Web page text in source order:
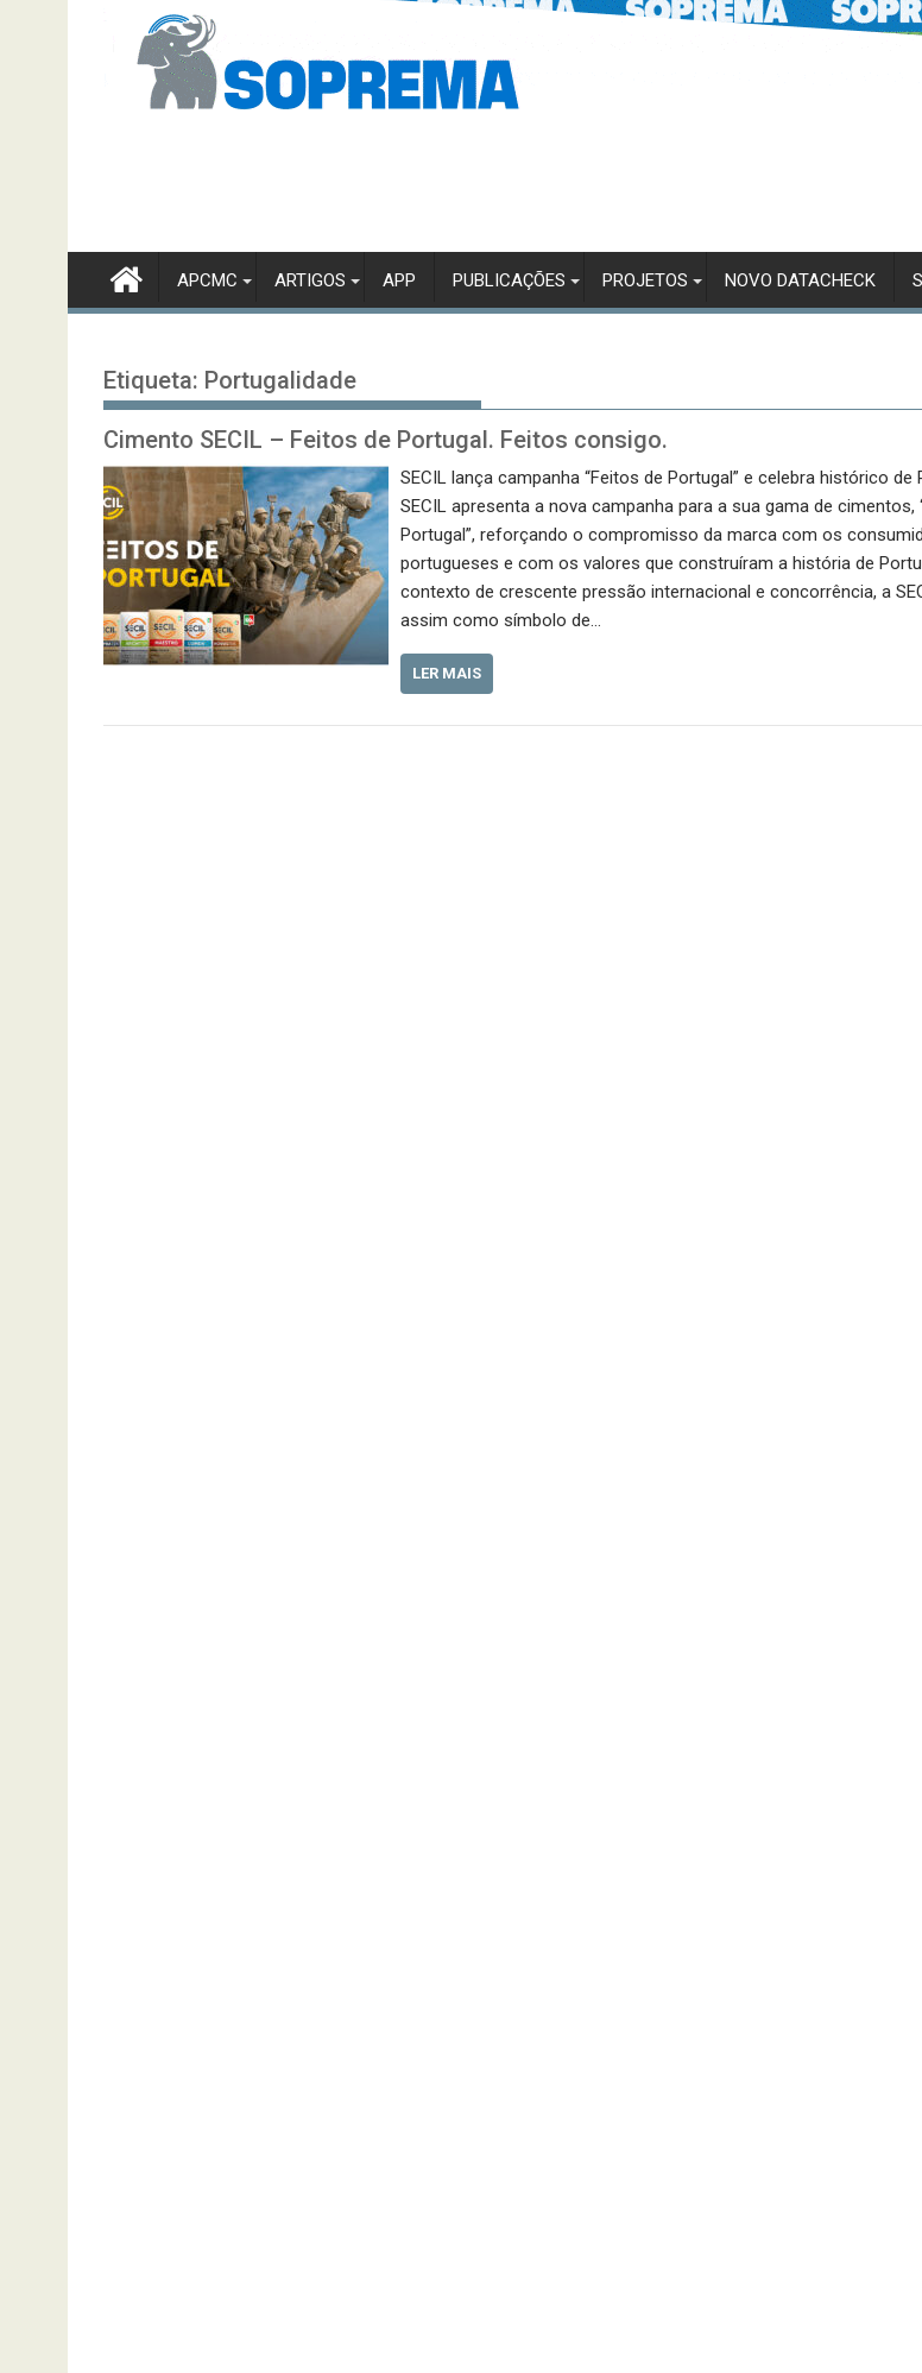
APCMC ARTIGOS APP PUBLICAÇÕES PROJETOS NOVO DATACHECK
Etiqueta: Portugalidade
Cimento SECIL – Feitos de Portugal. Feitos consigo.
SECIL lança campanha “Feitos de Portugal” e celebra histórico de
SECIL apresenta a nova campanha para a sua gama de cimentos,
Portugal”, reforçando o compromisso da marca com os
portugueses e com os valores que construíram a história de
contexto de crescente pressão internacional e concorrência, a
assim como símbolo de…
LER MAIS